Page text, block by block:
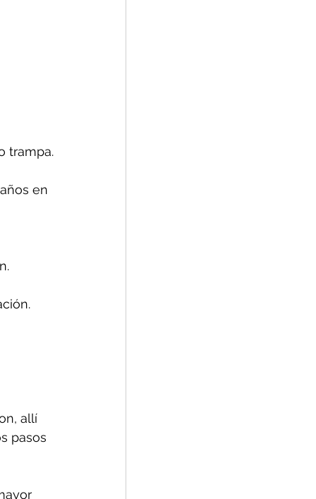
trampa.
en
allí
pasos